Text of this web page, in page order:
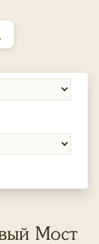
Мост